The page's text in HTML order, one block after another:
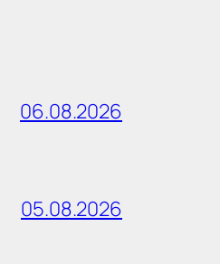
06.08.2026
05.08.2026